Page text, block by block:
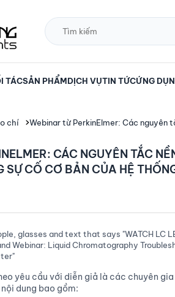
TÁCSẢN PHẨMDỊCH VỤTIN TỨCỨNG
chí Webinar từ PerkinElmer: Các nguyên
CÁC NGUYÊN TẮC
SỰ CỐ CƠ BẢN CỦA HỆ
yêu cầu với diễn giả là các chuyên
dung bao gồm: